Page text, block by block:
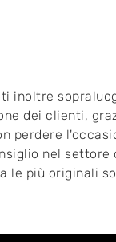
inoltre
dei clienti,
perdere
nel settore
le più originali